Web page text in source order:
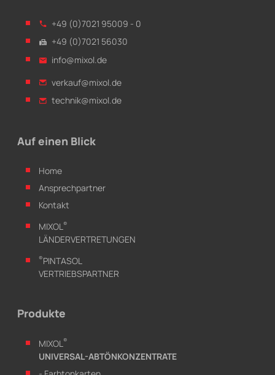
+49 (0)7021 95009 - 0
+49 (0)7021 56030
info@mixol.de
verkauf@mixol.de
technik@mixol.de
Auf einen Blick
Home
Ansprechpartner
Kontakt
MIXOL®
LÄNDERVERTRETUNGEN
®PINTASOL
VERTRIEBSPARTNER
Produkte
MIXOL ®
UNIVERSAL-ABTÖNKONZENTRATE